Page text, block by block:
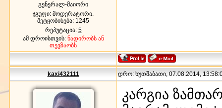
გენერალ-მაიორი
ჯგუფი: მოდერატორი.
შეტყობინება: 1245
რეპუტაცია: 5
ამ დროისთვის: ნადირობს ან
თევზაობს
kaxi432111 დრო: ხუთშაბათი, 07.08.2014,
კარგია